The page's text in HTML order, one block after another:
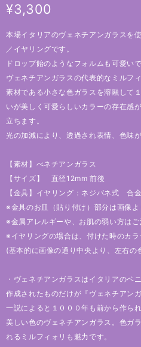
¥3,300
本場イタリアのヴェネチアンガラスを
／イヤリングです。
ドロップ飴のようなフォルムも可愛いで
ヴェネチアンガラスの代表的なミルフ
素材である小さな色ガラスを溶融して
いが美しく可愛らしいカラーの存在感
立ちます。
光の加減により、透過され表情、色味
【素材】べネチアンガラス
【サイズ】 直径12mm 前後
【金具】イヤリング：ネジバネ式 合金
※金具のお皿（貼り付け）部分は画像
※金属アレルギーや、お肌の弱
※イヤリングの場合は、付けた時のカラ
(基本的に画像の通り中央より、左右の
・ヴェネチアンガラスはイタリアのベ
作成されたものだけが『ヴェネチアン
一説によると１０００年も前から作ら
美しい色のヴェネチアンガラス。色ガ
れるミルフィォリも魅力です。